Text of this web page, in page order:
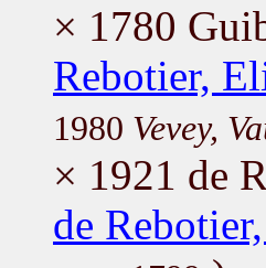
× 1780
Rebotier,
1980 Vevey,
× 1921 de
de